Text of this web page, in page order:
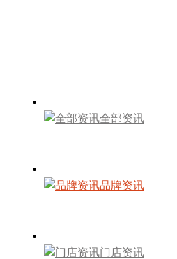
全部资讯
品牌资讯
门店资讯